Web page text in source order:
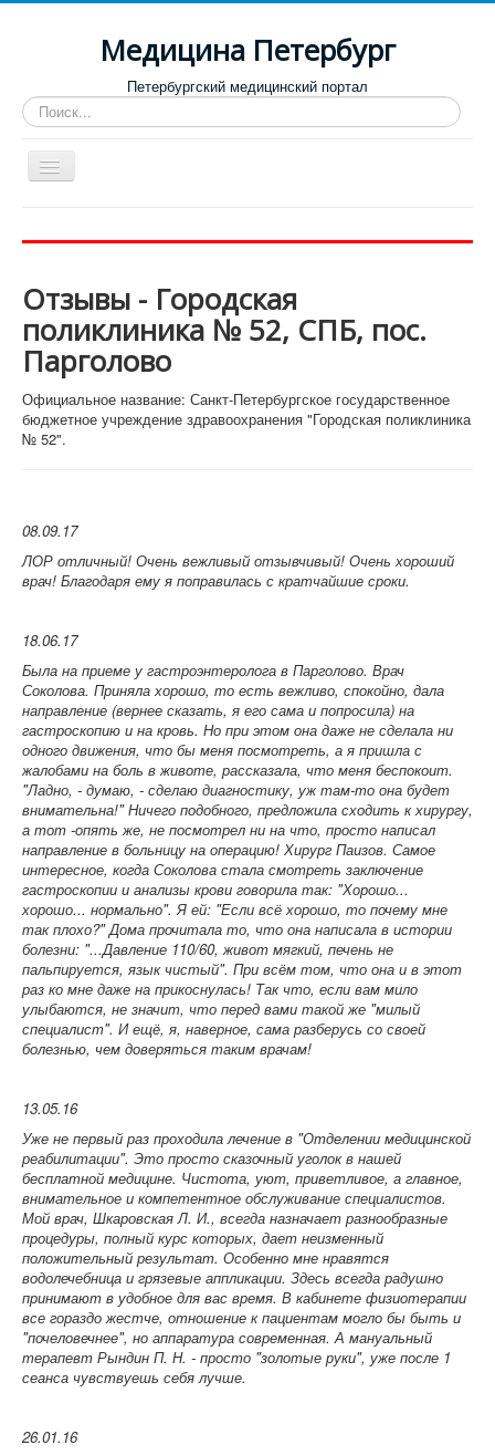
Медицина Петербург
Петербургский медицинский портал
Искать...
Toggle
Navigation
Роддома и женские консультации
Диспансеры
Лучшие клиники по направлениям
Отзывы о медицинских учреждениях
Отзывы - Городская
поликлиника № 52, СПБ, пос.
Парголово
Официальное название: Санкт-Петербургское государственное
бюджетное учреждение здравоохранения "Городская поликлиника
№ 52".
08.09.17
ЛОР отличный! Очень вежливый отзывчивый! Очень хороший
врач! Благодаря ему я поправилась с кратчайшие сроки.
18.06.17
Была на приеме у гастроэнтеролога в Парголово. Врач
Соколова. Приняла хорошо, то есть вежливо, спокойно, дала
направление (вернее сказать, я его сама и попросила) на
гастроскопию и на кровь. Но при этом она даже не сделала ни
одного движения, что бы меня посмотреть, а я пришла с
жалобами на боль в животе, рассказала, что меня беспокоит.
"Ладно, - думаю, - сделаю диагностику, уж там-то она будет
внимательна!" Ничего подобного, предложила сходить к хирургу,
а тот -опять же, не посмотрел ни на что, просто написал
направление в больницу на операцию! Хирург Паизов. Самое
интересное, когда Соколова стала смотреть заключение
гастроскопии и анализы крови говорила так: "Хорошо...
хорошо... нормально". Я ей: "Если всё хорошо, то почему мне
так плохо?" Дома прочитала то, что она написала в истории
болезни: "...Давление 110/60, живот мягкий, печень не
пальпируется, язык чистый". При всём том, что она и в этот
раз ко мне даже на прикоснулась! Так что, если вам мило
улыбаются, не значит, что перед вами такой же "милый
специалист". И ещё, я, наверное, сама разберусь со своей
болезнью, чем доверяться таким врачам!
13.05.16
Уже не первый раз проходила лечение в "Отделении медицинской
реабилитации". Это просто сказочный уголок в нашей
бесплатной медицине. Чистота, уют, приветливое, а главное,
внимательное и компетентное обслуживание специалистов.
Мой врач, Шкаровская Л. И., всегда назначает разнообразные
процедуры, полный курс которых, дает неизменный
положительный результат. Особенно мне нравятся
водолечебница и грязевые аппликации. Здесь всегда радушно
принимают в удобное для вас время. В кабинете физиотерапии
все гораздо жестче, отношение к пациентам могло бы быть и
"почеловечнее", но аппаратура современная. А мануальный
терапевт Рындин П. Н. - просто "золотые руки", уже после 1
сеанса чувствуешь себя лучше.
26.01.16